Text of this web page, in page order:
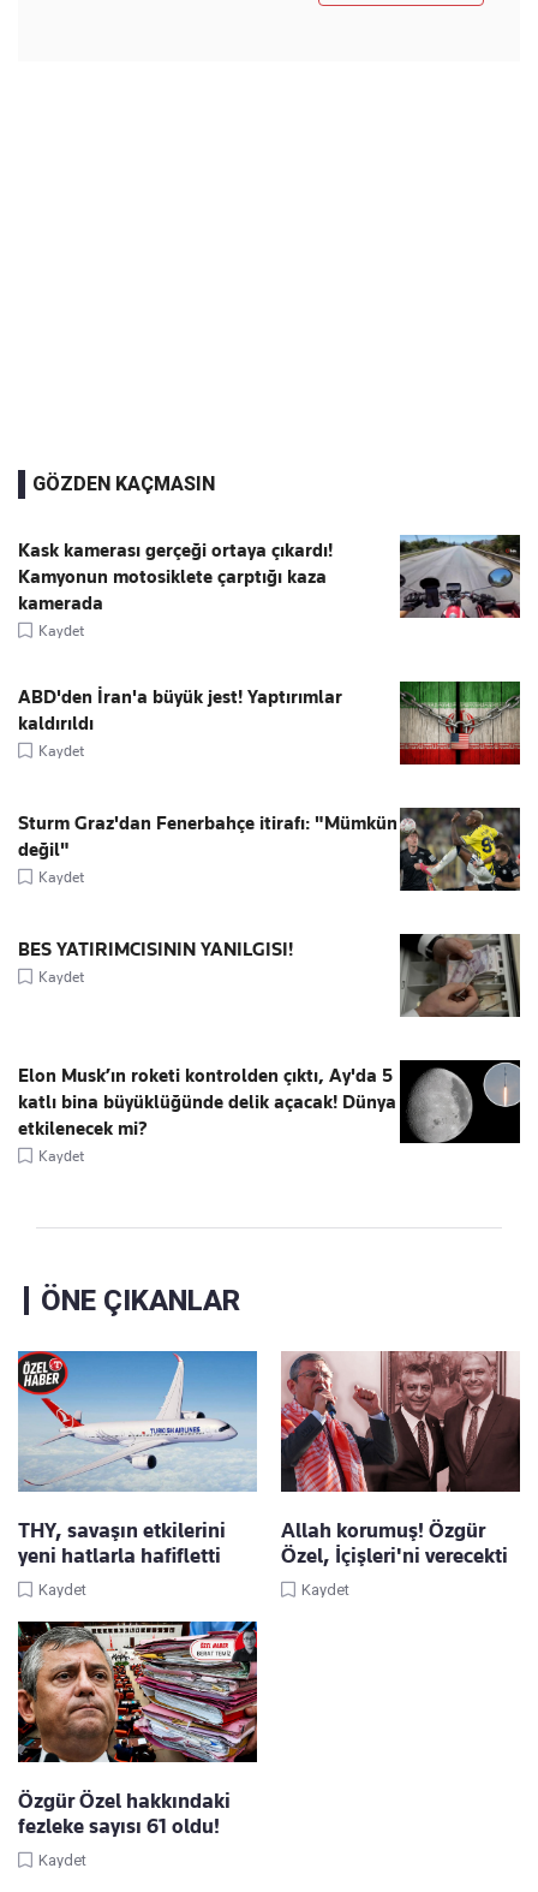
GÖZDEN KAÇMASIN
Kask kamerası gerçeği ortaya çıkardı!
Kamyonun motosiklete çarptığı kaza
kamerada
Kaydet
ABD'den İran'a büyük jest! Yaptırımlar
kaldırıldı
Kaydet
Sturm Graz'dan Fenerbahçe itirafı: "Mümkün
değil"
Kaydet
BES YATIRIMCISININ YANILGISI!
Kaydet
Elon Musk’ın roketi kontrolden çıktı, Ay'da 5
katlı bina büyüklüğünde delik açacak! Dünya
etkilenecek mi?
Kaydet
ÖNE ÇIKANLAR
THY, savaşın etkilerini
yeni hatlarla hafifletti
Kaydet
Allah korumuş! Özgür
Özel, İçişleri'ni verecekti
Kaydet
Özgür Özel hakkındaki
fezleke sayısı 61 oldu!
Kaydet